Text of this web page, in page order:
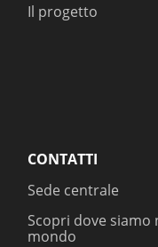
Il progetto
CONTATTI
Sede centrale
Scopri dove siamo
mondo